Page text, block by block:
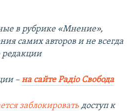
в рубрике «Мнение»,
самих авторов и не всегда
– на сайте Радіо Свобода
заблокировать доступ к